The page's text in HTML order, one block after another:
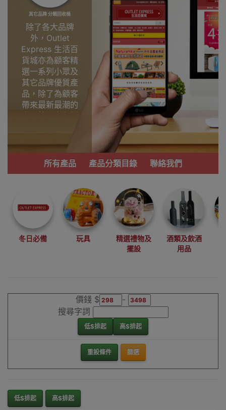
其它品牌 分類回收桶
除了各大品牌
外，Outlet
Express 生活百
貨城亦為顧客精
選一系列小眾及
其它品牌優質產
品，除了為顧客
帶來最新最潮的
產品外，亦包括
功能齊備的產
品。
我們每月會固定
尋找最更新、最
潮、有特色而且
優惠的優質產
品，從用家的角
度為你帶來你的
最好選擇。
所有產品 產品分類目錄 聯絡我們
冬日必備 玩具
精選禮物及
擺設
酒類及飲酒
用品
價錢 $
-
搜尋字詞
低$排起 高$排起
重設條件 篩選
低$排起 高$排起